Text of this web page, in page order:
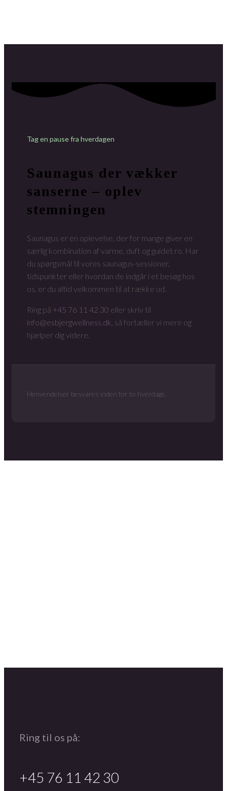
Tag en pause fra hverdagen
Saunagus der vækker
sanserne – oplev
stemningen
Saunagus er en oplevelse, der for mange giver en
særlig kombination af varme, duft og guidet ro. Har
du spørgsmål til vores saunagus-sessioner,
tidspunkter eller hvordan de indgår i et besøg hos
os, er du altid velkommen til at række ud.
Ring på +45 76 11 42 30 eller skriv til
info@esbjergwellness.dk , så fortæller vi mere og
hjælper dig videre.
Henvendelser besvares inden for to hverdage.
Ring til os på:
+45 76 11 42 30